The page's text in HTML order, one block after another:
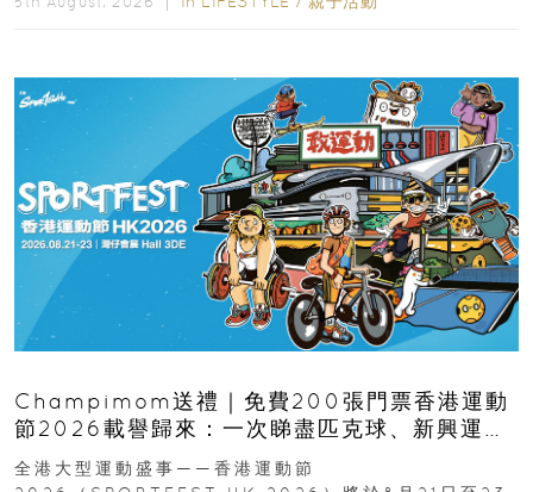
Champimom送禮｜免費200張門票香港運動
節2026載譽歸來：一次睇盡匹克球、新興運
動、街舞比賽＋逾百運動品牌展覽
全港大型運動盛事——香港運動節